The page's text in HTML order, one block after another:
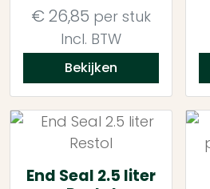
€ 26,85 per stuk
Incl. BTW
Bekijken
End Seal 2.5 liter